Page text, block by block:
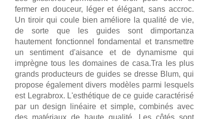
fermer en douceur, léger et élégant, sans accroc.
Un tiroir qui coule bien améliore la qualité de vie,
de sorte que les guides sont dimportanza
hautement fonctionnel fondamental et transmettre
un sentiment d'aisance et de dynamisme qui
imprègne tous les domaines de casa.Tra les plus
grands producteurs de guides se dresse Blum, qui
propose également divers modèles parmi lesquels
est Legrabrox. L'esthétique de ce guide caractérisé
par un design linéaire et simple, combinés avec
des matériaux de haute qualité. Les côtés sont